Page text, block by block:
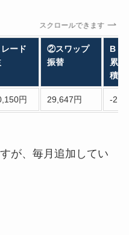
スクロールできます
ード
②スワップ
振替
B 確
累計
積み
円 29,647円 -
が、毎月追加してい